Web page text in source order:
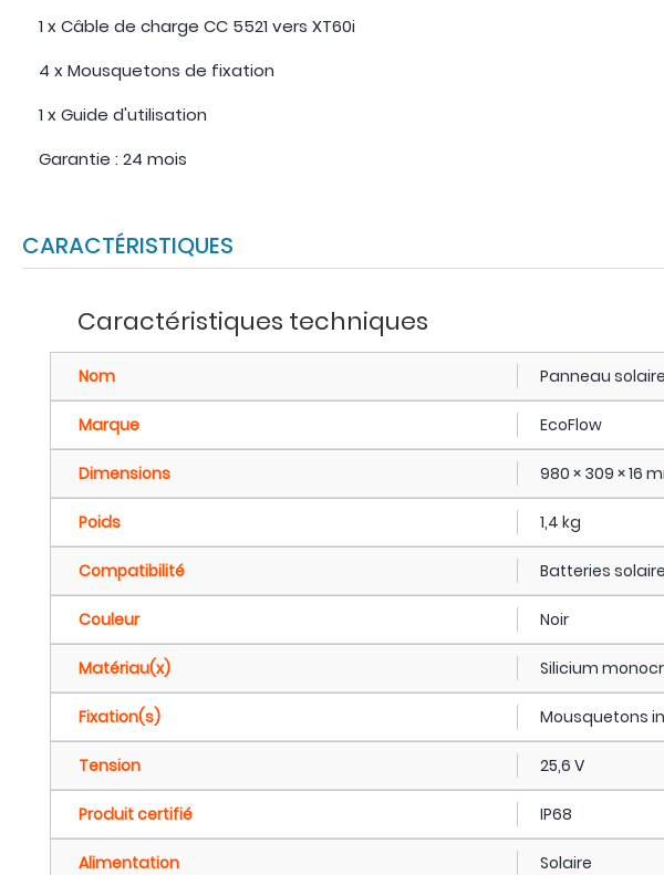
1 x Câble de charge CC 5521 vers XT60i
4 x Mousquetons de fixation
1 x Guide d'utilisation
Garantie : 24 mois
CARACTÉRISTIQUES
Caractéristiques techniques
Nom Panneau
Marque EcoFlow
Dimensions 980 × 309 × 16
Poids 1,4 kg
Compatibilité Batteries
Couleur Noir
Matériau(x) Silicium
Fixation(s) Mousquetons
Tension 25,6 V
Produit certifié IP68
Alimentation Solaire